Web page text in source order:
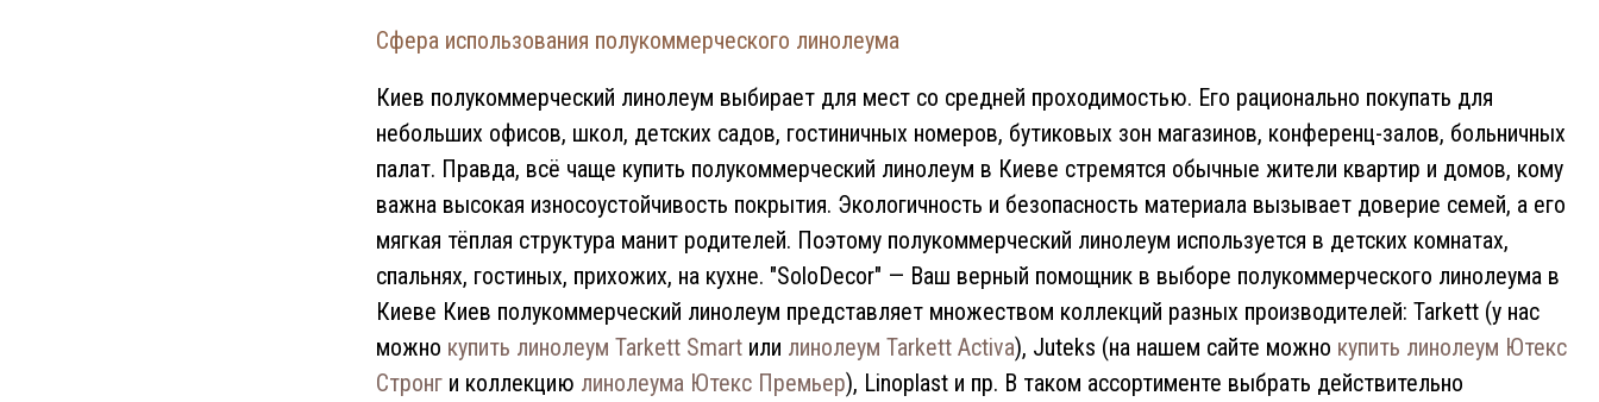
Сфера использования полукоммерческого линолеума
Киев полукоммерческий линолеум выбирает для мест со средней проходимостью. Его рационально покупать для
небольших офисов, школ, детских садов, гостиничных номеров, бутиковых зон магазинов, конференц-залов, больничных
палат. Правда, всё чаще купить полукоммерческий линолеум в Киеве стремятся обычные жители квартир и домов, кому
важна высокая износоустойчивость покрытия. Экологичность и безопасность материала вызывает доверие семей, а его
мягкая тёплая структура манит родителей. Поэтому полукоммерческий линолеум используется в детских комнатах,
спальнях, гостиных, прихожих, на кухне. "SoloDecor" — Ваш верный помощник в выборе полукоммерческого линолеума в
Киеве Киев полукоммерческий линолеум представляет множеством коллекций разных производителей: Tarkett (у нас
можно купить линолеум Tarkett Smart или линолеум Tarkett Activa), Juteks (на нашем сайте можно купить линолеум Ютекс
Стронг и коллекцию линолеума Ютекс Премьер), Linoplast и пр. В таком ассортименте выбрать действительно